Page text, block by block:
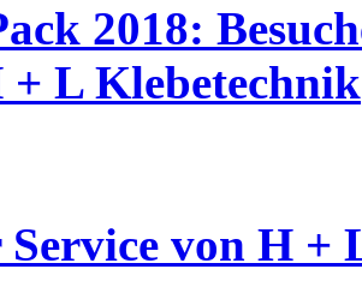
2018:
+ L Klebetechnik
Service von H +